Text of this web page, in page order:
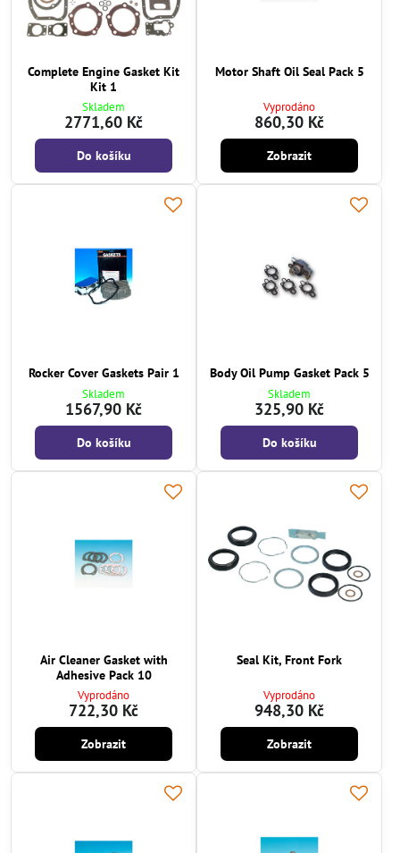
Complete Engine Gasket Kit
Kit 1
Skladem
2771,60 Kč
Do košíku
Motor Shaft Oil Seal Pack 5
Vyprodáno
860,30 Kč
Zobrazit
Rocker Cover Gaskets Pair 1
Skladem
1567,90 Kč
Do košíku
Body Oil Pump Gasket Pack 5
Skladem
325,90 Kč
Do košíku
Air Cleaner Gasket with
Adhesive Pack 10
Vyprodáno
722,30 Kč
Zobrazit
Seal Kit, Front Fork
Vyprodáno
948,30 Kč
Zobrazit